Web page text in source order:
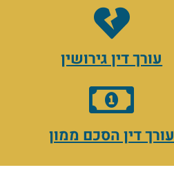
עורך דין גירושין
עורך דין הסכם ממון